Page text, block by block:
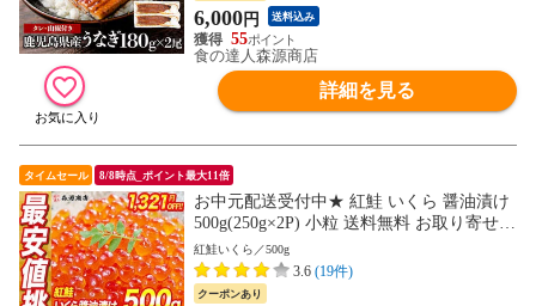
6,000円 送料込み
55
食の達人森源商店
詳細を見る
タイムセール 8/8時点_ポイント最大11倍
お中元配送受付中★ 紅鮭 いくら 醤油漬け
500g(250g×2P) 小粒 送料無料 お取り寄せグ
ルメ 食品 海鮮 【最安値に挑戦！7000円→
5680円セール】
紅鮭いくら／500g
3.6 (19件)
クーポンあり